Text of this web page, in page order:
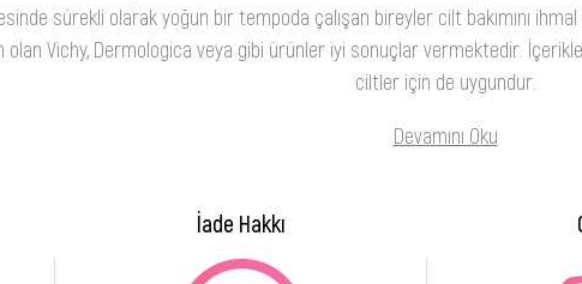
sürekli olarak yoğun bir tempoda çalışan bireyler cilt bakımını
Vichy, Dermologica veya gibi ürünler iyi sonuçlar vermektedir.
ciltler için de uygundur.
Devamını Oku
İade Hakkı